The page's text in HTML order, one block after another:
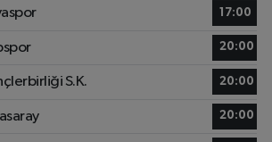
17:00
20:00
S.K. 20:00
20:00